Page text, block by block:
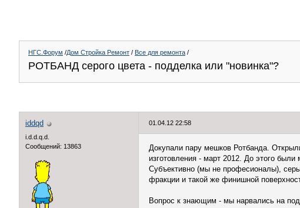
НГС.Форум /Дом Стройка Ремонт / Все для ремонта /
РОТБАНД серого цвета - подделка или "новинка"?
iddqd
i.d.d.q.d.
Сообщений: 13863
01.04.12 22:58
Докупали пару мешков Ротбанда.
изготовления - март 2012. До этого
Субъективно (мы не професионалы),
фракции и такой же финишной
Вопрос к знающим - мы нарвались на